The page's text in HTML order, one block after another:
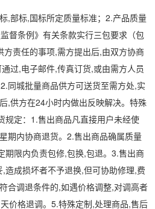
标,国标所定质量标准；2.产品质量
督条例》有关条款实行三包要求（包
责任的事项,需方提出后,由双方协商
过,电子邮件,传真订货,或由需方人员
同城批量商品供方可送货至需方处,实
,供方在24小时内做出反映解决。特殊
规定：1.售出商品凡直接用户未经使
期内协商退货。2.售出商品确属质量
期限内负责包修,包换,包退。3.售出商
造成损坏者不予退换,但可协助修理,费
合调退条件的,如遇价格调整,对调高者
价格退调。5.特殊定制,处理商品,售后